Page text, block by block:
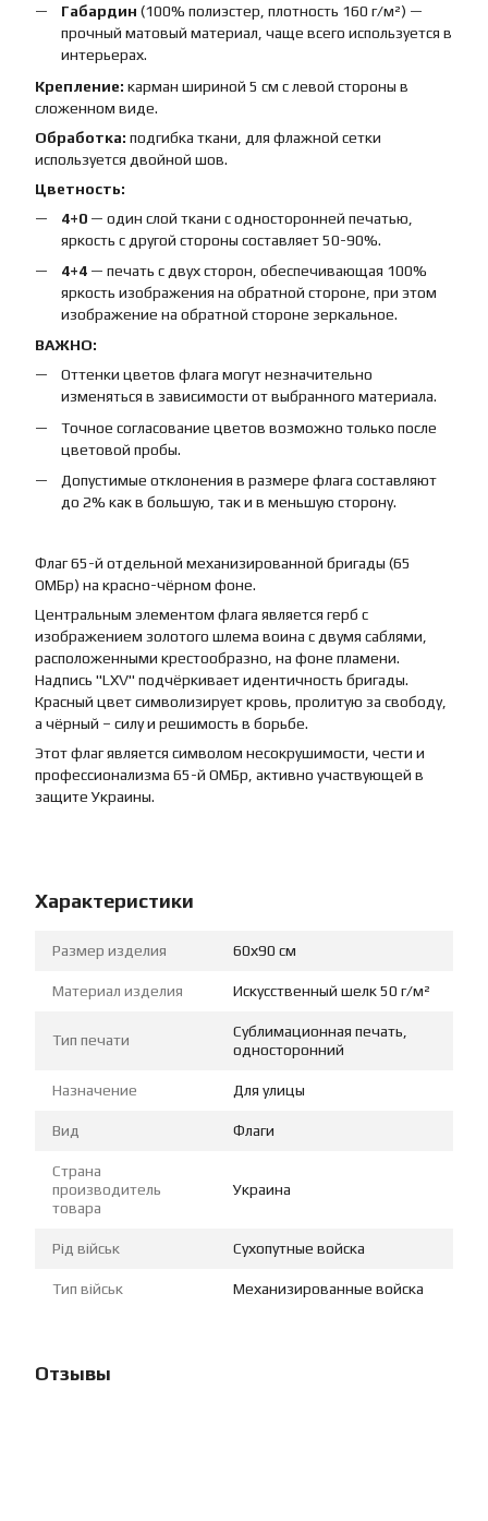
Габардин (100% полиэстер, плотность 160 г/м²) —
прочный матовый материал, чаще всего используется в
интерьерах.
Крепление: карман шириной 5 см с левой стороны в
сложенном виде.
Обработка: подгибка ткани, для флажной сетки
используется двойной шов.
Цветность:
4+0 — один слой ткани с односторонней печатью,
яркость с другой стороны составляет 50-90%.
4+4 — печать с двух сторон, обеспечивающая 100%
яркость изображения на обратной стороне, при этом
изображение на обратной стороне зеркальное.
ВАЖНО:
Оттенки цветов флага могут незначительно
изменяться в зависимости от выбранного материала.
Точное согласование цветов возможно только после
цветовой пробы.
Допустимые отклонения в размере флага составляют
до 2% как в большую, так и в меньшую сторону.
Флаг 65-й отдельной механизированной бригады (65
ОМБр) на красно-чёрном фоне.
Центральным элементом флага является герб с
изображением золотого шлема воина с двумя саблями,
расположенными крестообразно, на фоне пламени.
Надпись "LXV" подчёркивает идентичность бригады.
Красный цвет символизирует кровь, пролитую за свободу,
а чёрный – силу и решимость в борьбе.
Этот флаг является символом несокрушимости, чести и
профессионализма 65-й ОМБр, активно участвующей в
защите Украины.
Характеристики
Размер изделия 60х90 см
Материал изделия Искусственный шелк 50 г/м²
Тип печати
Сублимационная печать,
односторонний
Назначение Для улицы
Вид Флаги
Страна
производитель
товара
Украина
Рід військ Сухопутные войска
Тип військ Механизированные войска
Отзывы